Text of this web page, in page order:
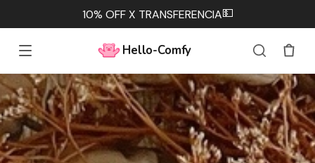
10% OFF X TRANSFERENCIA💵
Hello-Comfy